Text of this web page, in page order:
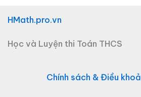
HMath.pro.vn
Học và Luyện thi Toán THCS
Chính sách & Điều